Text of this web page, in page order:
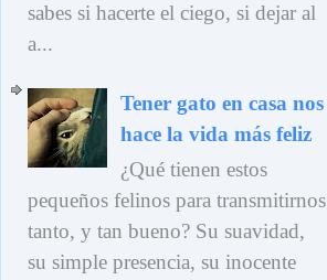
sabes si hacerte el ciego, si dejar al
a...
Tener gato en casa nos
hace la vida más feliz
¿Qué tienen estos
pequeños felinos para transmitirnos
tanto, y tan bueno? Su suavidad,
su simple presencia, su inocente